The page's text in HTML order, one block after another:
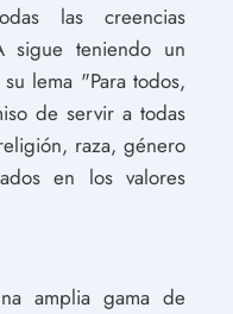
las creencias
sigue teniendo un
lema "Para todos,
de servir a todas
raza, género
en los valores
amplia gama de